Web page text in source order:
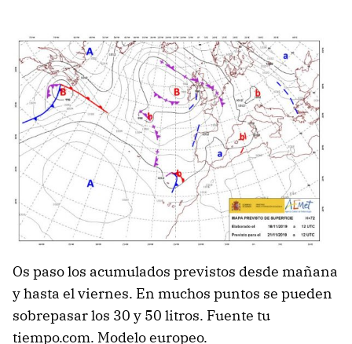
Os paso los acumulados previstos desde mañana
y hasta el viernes. En muchos puntos se pueden
sobrepasar los 30 y 50 litros. Fuente tu
tiempo.com. Modelo europeo.